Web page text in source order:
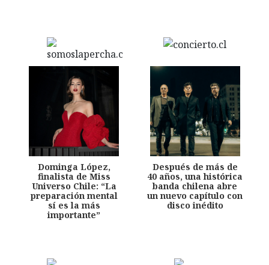
Dominga López,
finalista de Miss
Universo Chile: “La
preparación mental
sí es la más
importante”
Después de más de
40 años, una histórica
banda chilena abre
un nuevo capítulo con
disco inédito